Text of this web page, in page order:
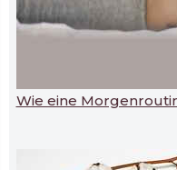
Wie eine